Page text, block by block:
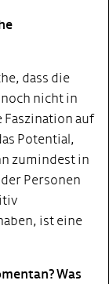
dass die
nicht in
Faszination auf
Potential,
zumindest in
Personen
ist eine
Was